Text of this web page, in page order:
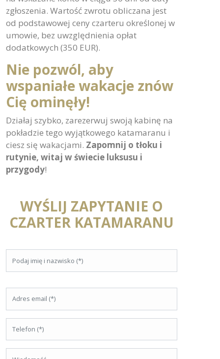
Masz aż 14 dni kalendarzowych od dnia
zakończenia czarteru na zgłoszenie
ewentualnych reklamacji. Zwrot 10%
wartości czarteru nastąpi poprzez przelew
na wskazane konto w ciągu 30 dni od daty
zgłoszenia. Wartość zwrotu obliczana jest
od podstawowej ceny czarteru określonej w
umowie, bez uwzględnienia opłat
dodatkowych (350 EUR).
Nie pozwól, aby
wspaniałe wakacje znów
Cię ominęły!
pokładzie tego wyjątkowego katamaranu i
ciesz się wakacjami.Zapomnij o tłoku i
rutynie, witaj w świecie luksusu i
WYŚLIJ ZAPYTANIE O
CZARTER KATAMARANU